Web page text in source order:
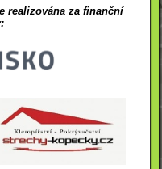
realizována za finanční